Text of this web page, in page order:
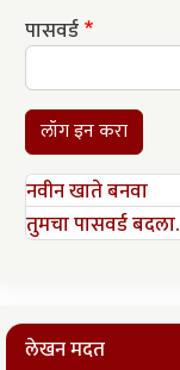
पासवर्ड
लॉग इन करा
नवीन खाते बनवा
तुमचा पासवर्ड बदला.
लेखन मदत